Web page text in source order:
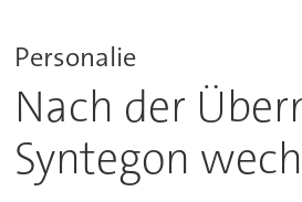
Personalie
Nach der
Syntegon